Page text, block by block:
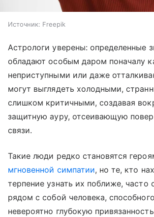
Источник: Freepik
Астрологи уверены: определенные
обладают особым даром поначалу
неприступными или даже
могут выглядеть холодными,
слишком критичными, создавая
защитную ауру, отсеивающую
связи.
Такие люди редко становятся
мгновенной симпатии, но те, кто
терпение узнать их поближе, часто
рядом с собой человека,
невероятно глубокую